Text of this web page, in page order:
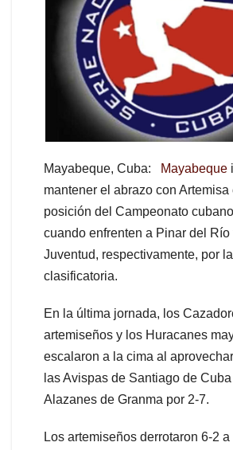
Mayabeque, Cuba: Mayabeque
mantener el abrazo con Artemisa
posición del Campeonato
cuando enfrenten a Pinar del Río
Juventud, respectivamente, por
clasificatoria.
En la última jornada, los
artemiseños y los Huracanes
escalaron a la cima al
las Avispas de Santiago de
Alazanes de Granma por 2-7.
Los artemiseños derrotaron 6-2